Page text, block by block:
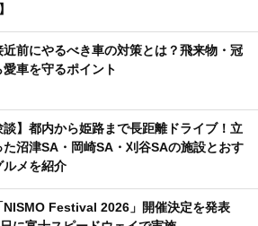
近前にやるべき車の対策とは？飛来物・冠
愛車を守るポイント
談】都内から姫路まで長距離ドライブ！立
た沼津SA・岡崎SA・刈谷SAの施設とおす
ルメを紹介
NISMO Festival 2026」開催決定を発表